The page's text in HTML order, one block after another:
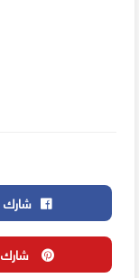
شارك
شارك